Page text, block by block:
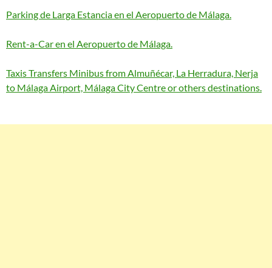
Parking de Larga Estancia en el Aeropuerto de Málaga.
Rent-a-Car en el Aeropuerto de Málaga.
Taxis Transfers Minibus from Almuñécar, La Herradura, Nerja
to Málaga Airport, Málaga City Centre or others destinations.